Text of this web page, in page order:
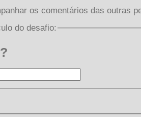
os comentários das outras
do desafio: